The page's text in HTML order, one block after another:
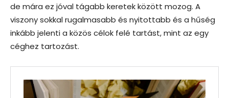
de mára ez jóval tágabb keretek között mozog. A
viszony sokkal rugalmasabb és nyitottabb és a hűség
inkább jelenti a közös célok felé tartást, mint az egy
céghez tartozást.